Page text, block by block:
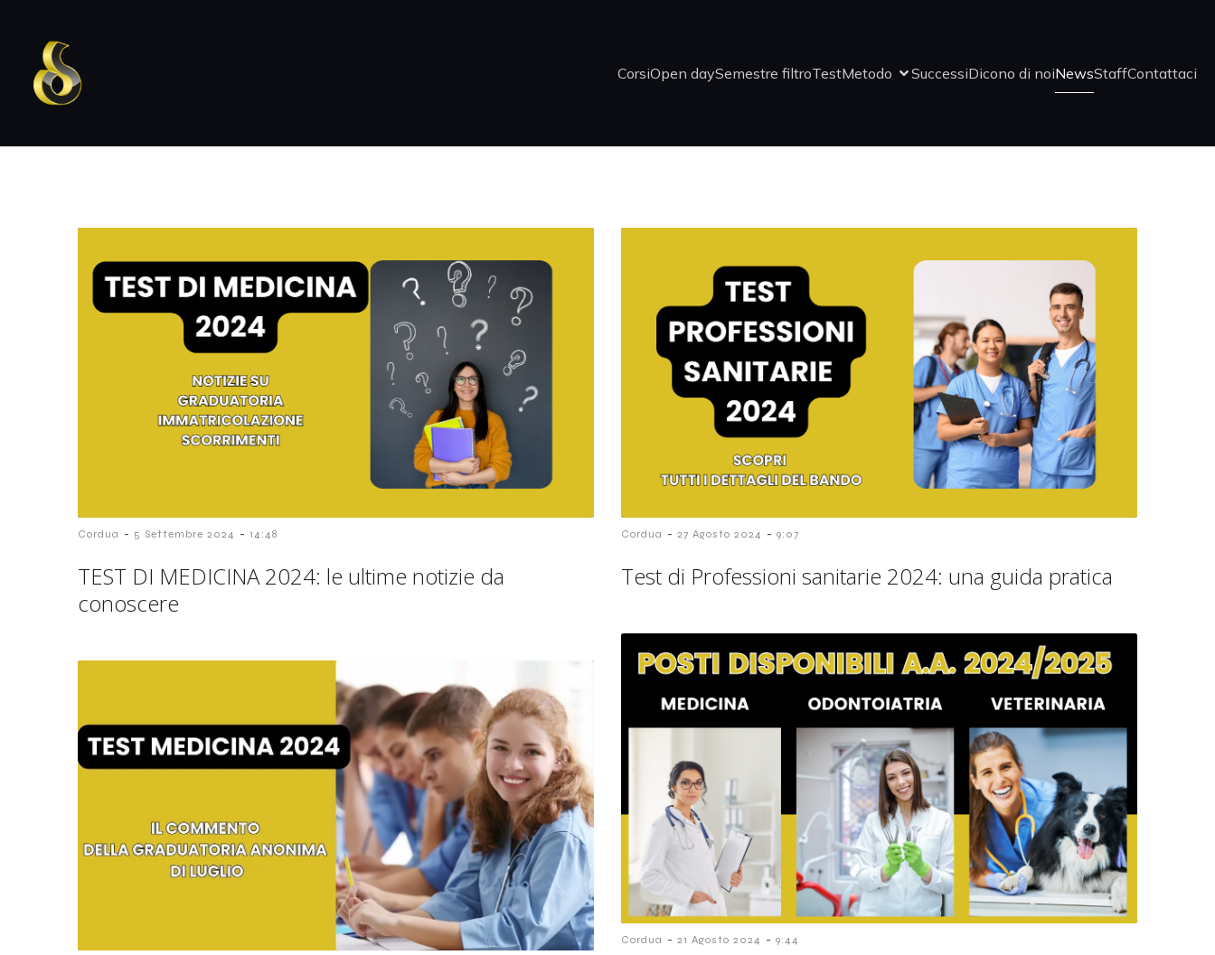
CorsiOpen daySemestre filtroTestMetodo SuccessiDicono di noiNewsStaffContattaci
Cordua - 5 Settembre 2024 - 14:48
TEST DI MEDICINA 2024: le ultime notizie da
conoscere
Cordua - 27 Agosto 2024 - 9:07
Test di Professioni sanitarie 2024: una guida pratica
Cordua - 21 Agosto 2024 - 9:44